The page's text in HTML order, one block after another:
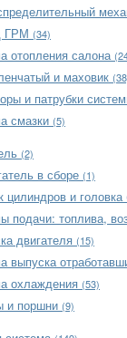
ГРМ (34)
отопления салона
и маховик
и патрубки
смазки (5)
(2)
в сборе (1)
цилиндров и
подачи: топлива,
двигателя (15)
выпуска
охлаждения (53)
и поршни (9)